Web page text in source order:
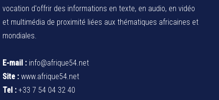
vocation d'offrir des informations en texte, en audio, en vidéo
et multimédia de proximité liées aux thématiques africaines et
mondiales.
E-mail : info@afrique54.net
Site : www.afrique54.net
Tel : +33 7 54 04 32 40